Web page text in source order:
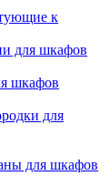
к
для шкафов
шкафов
для
для шкафов